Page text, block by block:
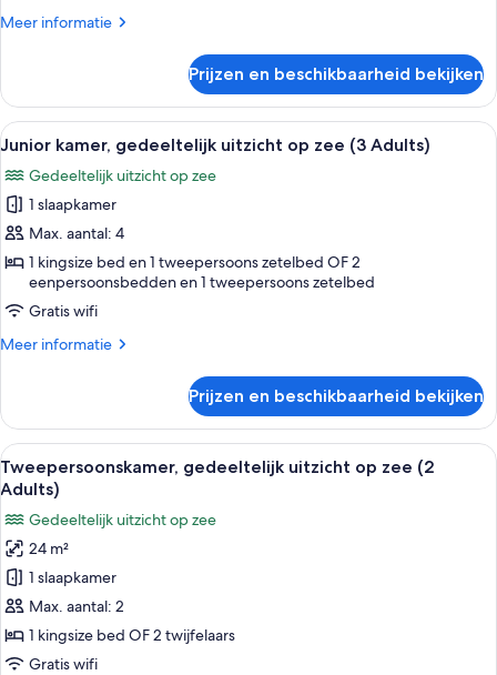
Single
Meer informatie
Meer
kamer,
uitzicht
op
(Selected
Single
Use)
Prijzen en beschikbaarheid bekijken
Alle
foto's
voor
Junior
kamer,
gedeeltelijk
uitzicht
op
zee
laden
Een hotelkamer met een bed, een
4
Junior kamer, gedeeltelijk uitzicht op zee (3 Adults)
Gedeeltelijk uitzicht op zee
1 slaapkamer
Max. aantal: 4
1 kingsize bed en 1 tweepersoons zetelbed OF 2
eenpersoonsbedden en 1 tweepersoons zetelbed
Gratis wifi
Meer informatie
Meer
kamer,
gedeeltelijk
uitzicht
op
(3
Adults)
Prijzen en beschikbaarheid bekijken
Alle
foto's
Tweepersoonskamer,
gedeeltelijk
uitzicht
op
zee
(2
Een balkon met uitzicht op zee, een
7
Tweepersoonskamer, gedeeltelijk uitzicht op zee (2
Adults)
Gedeeltelijk uitzicht op zee
24 m²
1 slaapkamer
Max. aantal: 2
1 kingsize bed OF 2 twijfelaars
Gratis wifi